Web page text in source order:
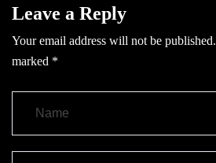
Leave a Reply
Your email address will not be published.
marked *